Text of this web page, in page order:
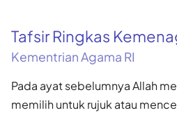
Tafsir Ringkas
Kementrian Agama RI
Pada ayat sebelumnya Allah
memilih untuk rujuk atau